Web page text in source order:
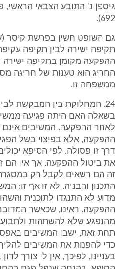
692).
תקיפה ישירה לבין תקיפה
ההפקעה מקומן בתקיפה ישירה
החריג הוא טענות של חריגה
ממשפחה זו.
24. המחלוקת בין המבקשת
בשאלה האם היתה פגיעה
לאחר ההפקעה. המשיבים אינם
ההפקעה, אלא בפיצוי בשל
דרך זו פסולה. לפי הסיפא
את ביטול ההפקעה, אך אין הם
התכנון והבניה. לא זו אף זו:
מדוע לא התנגדו לתוכנית
ההפקעה. ראינו, שכאשר
מהנפגע שלא להשתהות ולתבוע
תחת זאת, ישבו המשיבים באפס
כדי להפנות את המשיבים
בעניינו, לפיכך, אין לי צורך